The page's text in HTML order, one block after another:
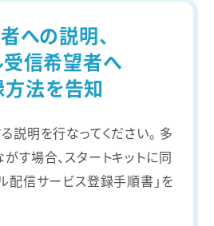
への説明、
受信希望者へ
法を告知
説明を行なってください。 多
す場合、スタートキットに同
配信サービス登録手順書」を